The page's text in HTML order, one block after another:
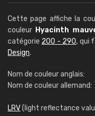
Cette page affiche la
couleur Hyacinth
catégorie 200 - 290, qui
Design.
Nom de couleur anglais:
Nom de couleur allemand:
LRV(light reflectance